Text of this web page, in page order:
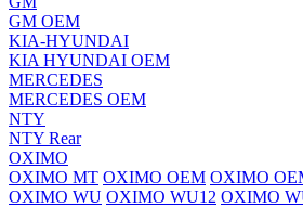
GM OEM
KIA-HYUNDAI
KIA HYUNDAI OEM
MERCEDES
MERCEDES OEM
NTY
NTY Rear
OXIMO
OXIMO MT OXIMO OEM OXIMO
OXIMO WU OXIMO WU12 OXIMO